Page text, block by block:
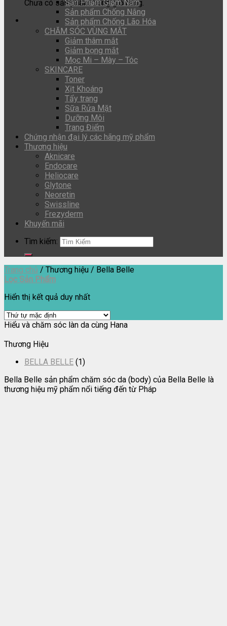
Chưa có sản phẩm trong giỏ hàng.
Sản Phẩm Giảm Nám
Sản phẩm Chống Nắng
Sản phẩm Chống Lão Hóa
CHĂM SÓC VÙNG MẮT
Giảm thâm mắt
Giảm bọng mắt
Mọc Mi – Mày – Tóc
SKINCARE
Toner
Xịt Khoáng
Tẩy trang
Sữa Rửa Mặt
Dưỡng Môi
Trang Điểm
Chứng nhận đại lý các hãng mỹ phẩm
Thương hiệu
Aknicare
Endocare
Heliocare
Glytone
Neoretin
Swissline
Frezyderm
Khuyến mãi
Tìm kiếm:
Trang chủ / Thương hiệu / Bella Belle
Lọc Sản Phẩm
Hiển thị kết quả duy nhất
Hiểu và chăm sóc làn da cùng Hana
Thương Hiệu
BELLA BELLE (1)
Bella Belle sản phẩm chăm sóc da (body) của Bella Belle là
thương hiệu mỹ phẩm nổi tiếng đến từ Pháp